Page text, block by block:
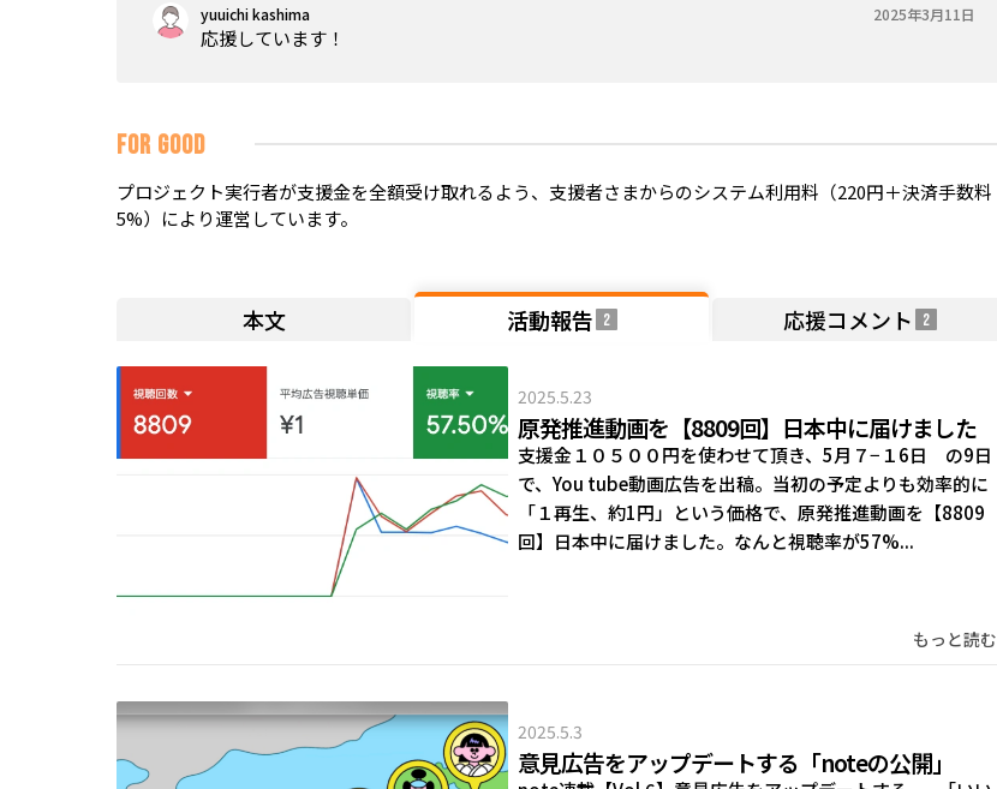
yuuichi kashima 2025年3月11日
応援しています！
FOR GOOD
プロジェクト実行者が支援金を全額受け取れるよう、支援者さまからのシステム利用料（220円＋決済手数料
5%）により運営しています。
本文 活動報告 2 応援コメント 2
2025.5.23
原発推進動画を【8809回】日本中に届けました
支援金１０５００円を使わせて頂き、5月７−１6日 の9日
で、You tube動画広告を出稿。当初の予定よりも効率的に
「１再生、約1円」という価格で、原発推進動画を【8809
回】日本中に届けました。なんと視聴率が57%...
もっと読む
2025.5.3
意見広告をアップデートする「noteの公開」